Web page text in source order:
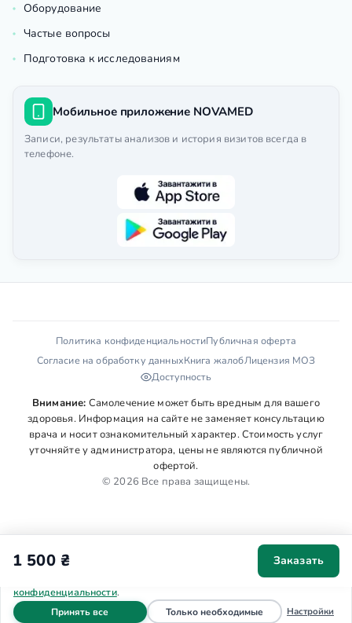
1 500 ₴ Заказать
Оборудование
Частые вопросы
Подготовка к исследованиям
Мобильное приложение NOVAMED
Записи, результаты анализов и история визитов всегда в
телефоне.
Политика конфиденциальностиПубличная оферта
Согласие на обработку данныхКнига жалобЛицензия МОЗ
Доступность
Внимание: Самолечение может быть вредным для вашего
здоровья. Информация на сайте не заменяет консультацию
врача и носит ознакомительный характер. Стоимость услуг
уточняйте у администратора, цены не являются публичной
офертой.
© 2026 Все права защищены.
Мы используем cookies для аналитики и персонализации. Ваше
согласие поможет сделать сайт удобнее. Подробнее вПолитике
конфиденциальности.
Принять всефайлы cookieТолько необходимыефайлы cookie
Настройки